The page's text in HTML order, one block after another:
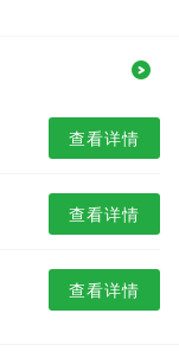
查看详情
查看详情
查看详情